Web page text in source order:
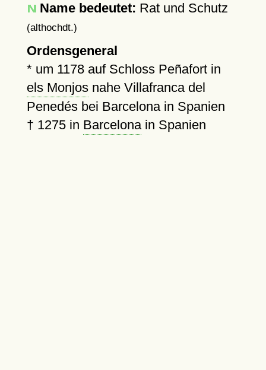
Name bedeutet: Rat und Schutz
(althochdt.)
Ordensgeneral
* um 1178auf Schloss Peñafort in
els Monjosnahe Villafranca del
Penedés bei Barcelona in Spanien
† 1275in Barcelonain Spanien